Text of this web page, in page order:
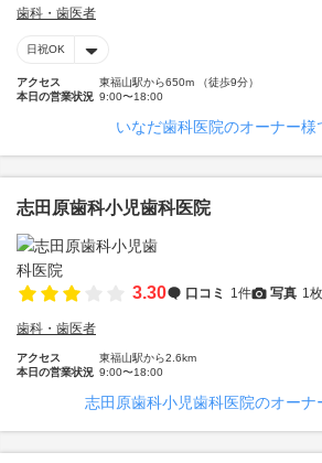
歯科・歯医者
日祝OK
アクセス
東福山駅から650m （徒歩9分）
本日の営業状況 9:00〜18:00
いなだ歯科医院のオーナー様
志田原歯科小児歯科医院
3.30 口コミ 1件 写真 1枚
歯科・歯医者
アクセス
東福山駅から2.6km
本日の営業状況 9:00〜18:00
志田原歯科小児歯科医院のオーナ